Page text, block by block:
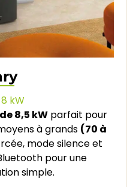
kW
8,5 kWparfait pour
à grands (70 à
mode silence et
pour une
simple.